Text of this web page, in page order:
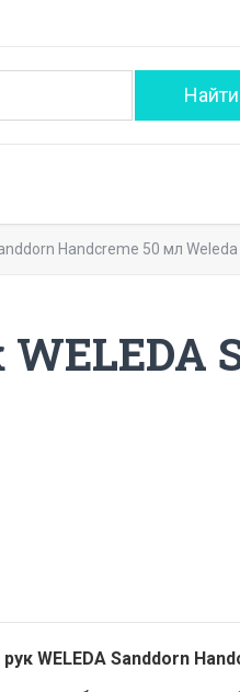
Handcreme 50 мл Weleda
WELEDA Sanddorn